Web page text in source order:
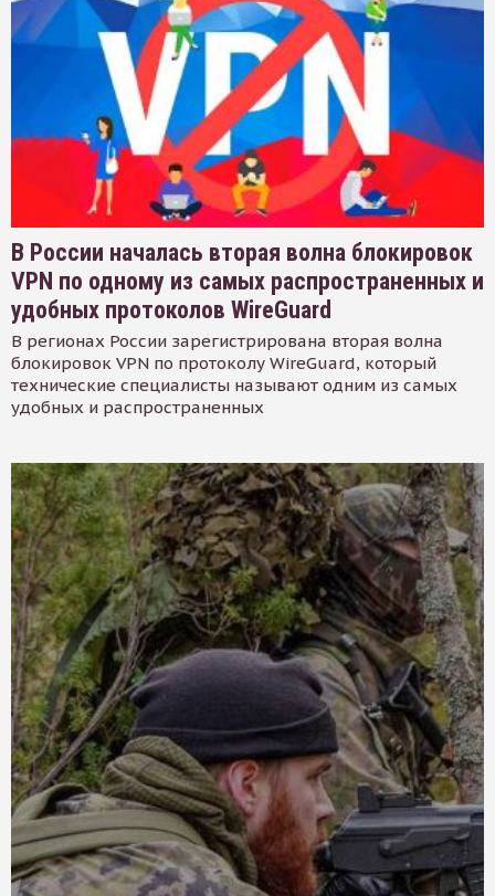
В России началась вторая волна блокировок
VPN по одному из самых распространенных и
удобных протоколов WireGuard
В регионах России зарегистрирована вторая волна
блокировок VPN по протоколу WireGuard, который
технические специалисты называют одним из самых
удобных и распространенных